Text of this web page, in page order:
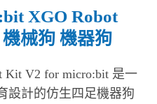
XGO Robot
械狗 機器狗
Kit V2 for micro:bit 是一
設計的仿生四足機器狗